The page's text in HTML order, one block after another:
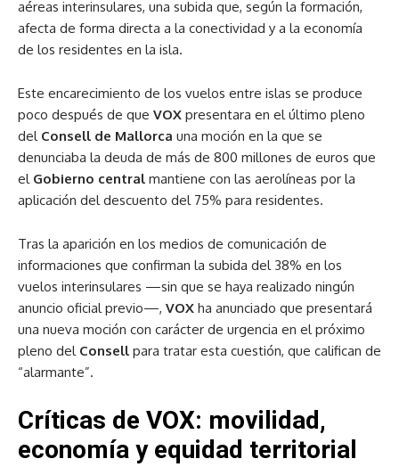
aéreas interinsulares, una subida que, según la formación,
afecta de forma directa a la conectividad y a la economía
de los residentes en la isla.
Este encarecimiento de los vuelos entre islas se produce
poco después de que VOX presentara en el último pleno
del Consell de Mallorca una moción en la que se
denunciaba la deuda de más de 800 millones de euros que
el Gobierno central mantiene con las aerolíneas por la
aplicación del descuento del 75% para residentes.
Tras la aparición en los medios de comunicación de
informaciones que confirman la subida del 38% en los
vuelos interinsulares —sin que se haya realizado ningún
anuncio oficial previo—, VOX ha anunciado que presentará
una nueva moción con carácter de urgencia en el próximo
pleno del Consell para tratar esta cuestión, que califican de
“alarmante”.
Críticas de VOX: movilidad,
economía y equidad territorial